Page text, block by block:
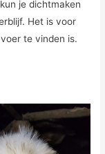
je dichtmaken
Het is voor
te vinden is.